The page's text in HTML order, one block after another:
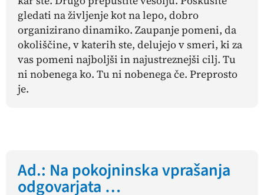
gledati na življenje kot na lepo, dobro
organizirano dinamiko. Zaupanje pomeni, da
okoliščine, v katerih ste, delujejo v smeri, ki za
vas pomeni najboljši in najustreznejši cilj. Tu
ni nobenegako. Tu ni nobenegače. Preprosto
je.
Ad.: Na pokojninska vprašanja
odgovarjata …